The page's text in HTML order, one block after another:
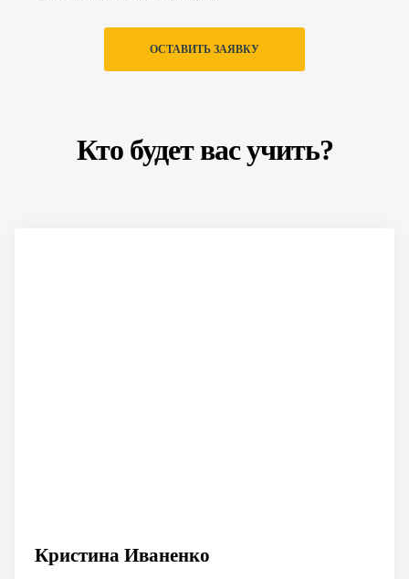
ОСТАВИТЬ ЗАЯВКУ
Кто будет вас учить?
Кристина Иваненко